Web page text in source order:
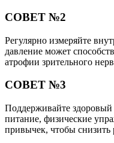
СОВЕТ №2
Регулярно измеряйте
давление может
атрофии зрительного
СОВЕТ №3
Поддерживайте
питание, физические
привычек, чтобы снизить